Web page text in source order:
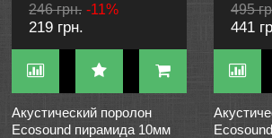
246 грн. -11%
219 грн.
Акустический поролон
Ecosound пирамида 10мм
495
441